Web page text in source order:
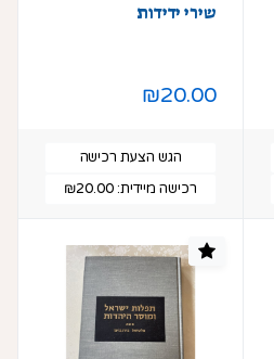
שירי ידידות
₪20.00
הגש הצעת רכישה
רכישה מיידית:₪20.00